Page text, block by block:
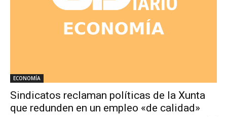
ECONOMÍA
Sindicatos reclaman políticas de la Xunta
que redunden en un empleo «de calidad»